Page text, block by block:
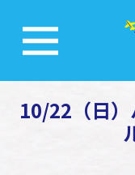
10/22（日